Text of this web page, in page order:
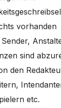
vorhanden
sind
den
etc.